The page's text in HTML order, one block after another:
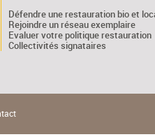
Défendre une restauration bio et
Rejoindre un réseau exemplaire
Evaluer votre politique restauration
Collectivités signataires